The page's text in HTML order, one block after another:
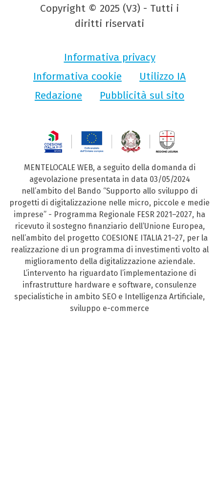
Copyright © 2025 (V3) - Tutti i
diritti riservati
Informativa privacy
Informativa cookie
Utilizzo IA
Redazione
Pubblicità sul sito
MENTELOCALE WEB, a seguito della domanda di
agevolazione presentata in data 03/05/2024
nell’ambito del Bando “Supporto allo sviluppo di
progetti di digitalizzazione nelle micro, piccole e medie
imprese” - Programma Regionale FESR 2021–2027, ha
ricevuto il sostegno finanziario dell’Unione Europea,
nell’ambito del progetto COESIONE ITALIA 21–27, per la
realizzazione di un programma di investimenti volto al
miglioramento della digitalizzazione aziendale.
L’intervento ha riguardato l’implementazione di
infrastrutture hardware e software, consulenze
specialistiche in ambito SEO e Intelligenza Artificiale,
sviluppo e-commerce